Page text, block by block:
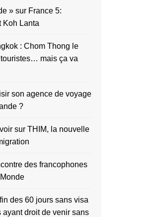
» sur France 5:
Koh Lanta
: Chom Thong le
mais ça va
son agence de voyage
?
sur THIM, la nouvelle
des francophones
des 60 jours sans visa
ayant droit de venir sans